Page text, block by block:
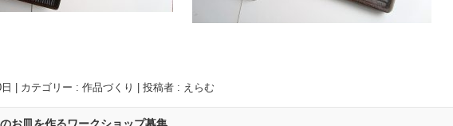
カテゴリー : 作品づくり 投稿者 : えらむ